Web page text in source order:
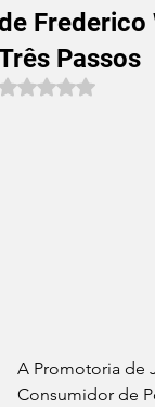
Frederico
Passos
Avaliado com
A Promotoria de
Consumidor de